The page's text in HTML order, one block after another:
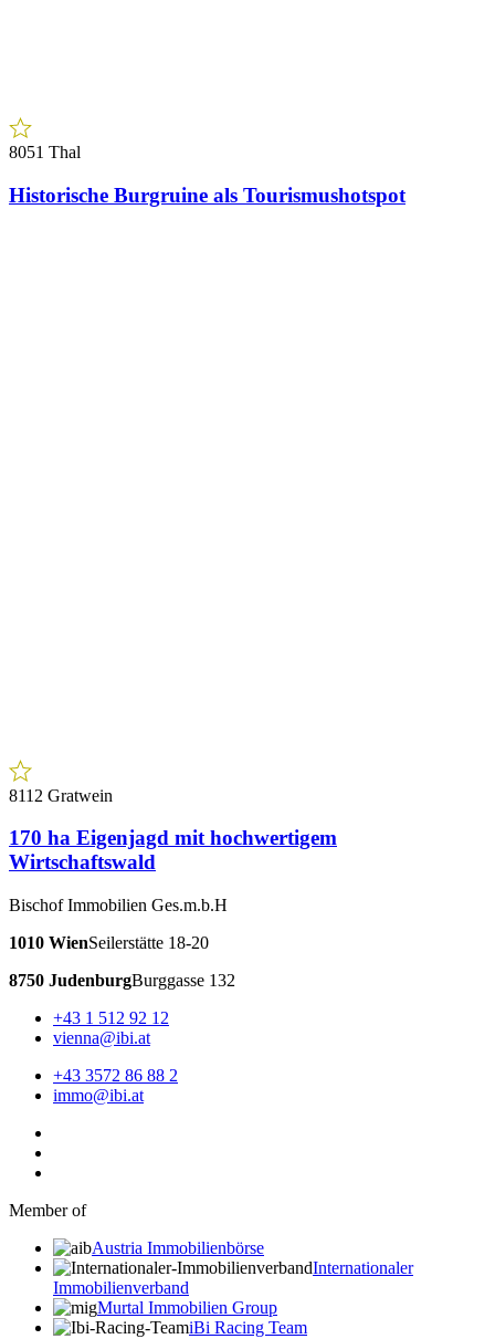
8051 Thal
Historische Burgruine als Tourismushotspot
8112 Gratwein
170 ha Eigenjagd mit hochwertigem
Wirtschaftswald
Bischof Immobilien Ges.m.b.H
1010 WienSeilerstätte 18-20
8750 JudenburgBurggasse 132
+43 1 512 92 12
vienna@ibi.at
+43 3572 86 88 2
immo@ibi.at
Member of
Austria Immobilienbörse
Internationaler
Immobilienverband
Murtal Immobilien Group
iBi Racing Team